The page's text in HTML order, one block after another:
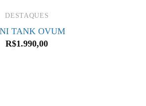
DESTAQUES
TANK OVUM
R$1.990,00